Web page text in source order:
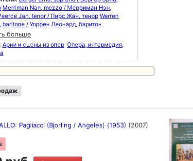
Merriman Nan, mezzo / Мерриман Нэн,
Jan, tenor / Пирс Жан, тенор Warren
baritone / Уоррен Леонард, баритон
больше
Арии и сцены из опер Опера, интермедия,
Pagliacci (Bjorling / Angeles) (1953) (2007)